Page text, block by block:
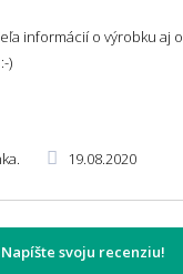
informácií o výrobku aj
)
19.08.2020
Napíšte svoju recenziu!